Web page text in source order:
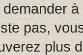
à
pas,
plus